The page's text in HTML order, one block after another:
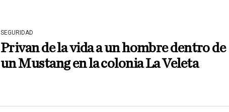
SEGURIDAD
Privan de la vida a un hombre dentro de
un Mustang en la colonia La Veleta